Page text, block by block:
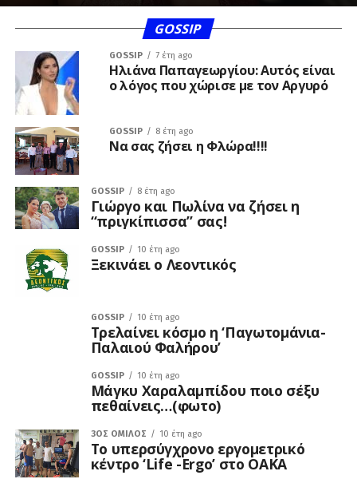
GOSSIP
GOSSIP 7 έτη ago
Ηλιάνα Παπαγεωργίου: Αυτός είναι
ο λόγος που χώρισε με τον Αργυρό
GOSSIP 8 έτη ago
Να σας ζήσει η Φλώρα!!!!
GOSSIP 8 έτη ago
Γιώργο και Πωλίνα να ζήσει η
“πριγκίπισσα” σας!
GOSSIP 10 έτη ago
Ξεκινάει ο Λεοντικός
GOSSIP 10 έτη ago
Τρελαίνει κόσμο η ‘Παγωτομάνια-
Παλαιού Φαλήρου’
GOSSIP 10 έτη ago
Μάγκυ Χαραλαμπίδου ποιο σέξυ
πεθαίνεις…(φωτο)
3ΟΣ ΌΜΙΛΟΣ 10 έτη ago
Το υπερσύγχρονο εργομετρικό
κέντρο ‘Life -Ergo’ στο ΟΑΚΑ